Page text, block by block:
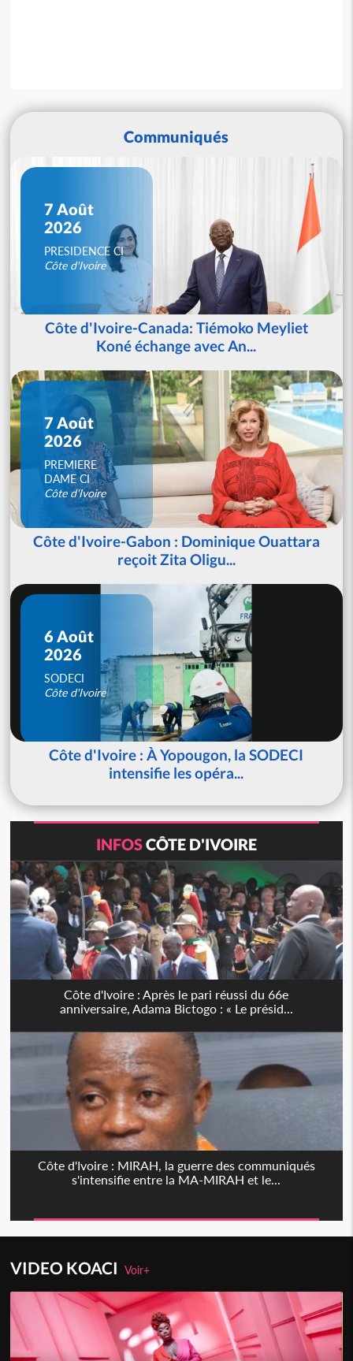
Communiqués
7 Août
2026
PRESIDENCE CI
Côte d'Ivoire
Côte d'Ivoire-Canada: Tiémoko Meyliet
Koné échange avec An...
7 Août
2026
PREMIERE
DAME CI
Côte d'Ivoire
Côte d'Ivoire-Gabon : Dominique Ouattara
reçoit Zita Oligu...
6 Août
2026
SODECI
Côte d'Ivoire
Côte d'Ivoire : À Yopougon, la SODECI
intensifie les opéra...
INFOSCÔTE D'IVOIRE
Côte d'Ivoire : Après le pari réussi du 66e
anniversaire, Adama Bictogo : « Le présid...
Côte d'Ivoire : MIRAH, la guerre des communiqués
s'intensifie entre la MA-MIRAH et le...
VIDEO KOACIVoir+